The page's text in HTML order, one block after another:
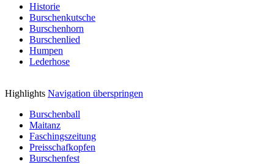
Historie
Burschenkutsche
Burschenhorn
Burschenlied
Humpen
Lederhose
Highlights Navigation überspringen
Burschenball
Maitanz
Faschingszeitung
Preisschafkopfen
Burschenfest